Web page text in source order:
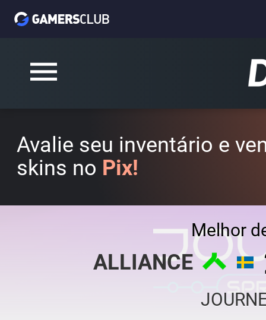
Avalie seu inventário e
skins no Pix!
Melhor
ALLIANCE